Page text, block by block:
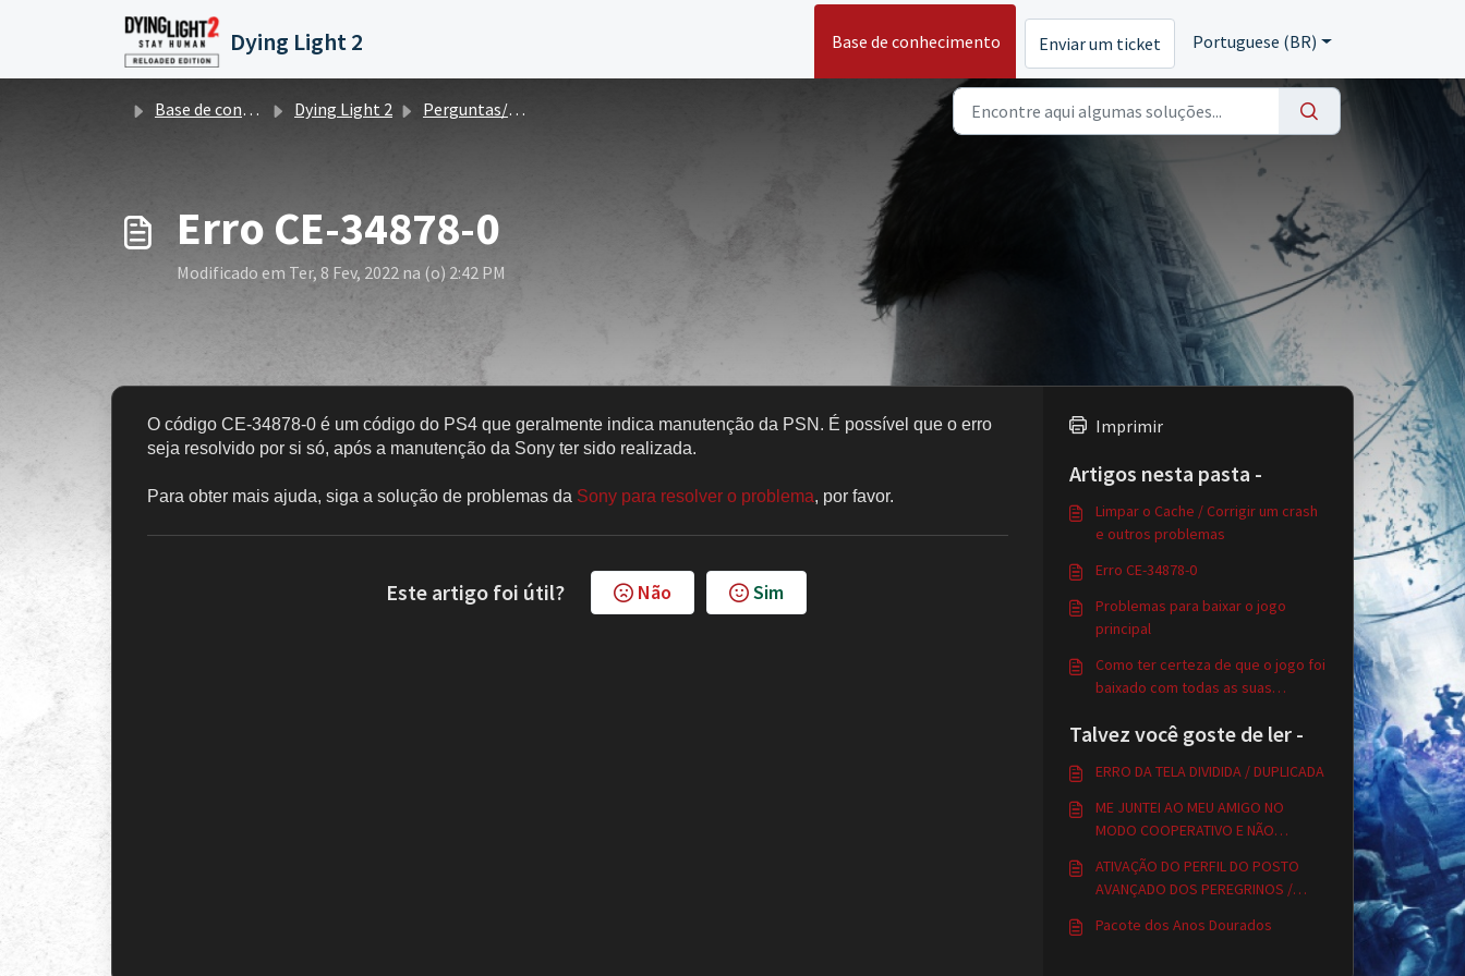
Dying Light 2 Base de conhecimento Enviar um ticket Portuguese (BR)
Base de conhecimento Dying Light 2 Perguntas/problemas sobre PlayStation 4 e PlayStation 5
Erro CE-34878-0
Modificado em Ter, 8 Fev, 2022 na (o) 2:42 PM
O código CE-34878-0 é um código do PS4 que geralmente indica manutenção da PSN. É possível que o erro
seja resolvido por si só, após a manutenção da Sony ter sido realizada.
Para obter mais ajuda, siga a solução de problemas da Sony para resolver o problema, por favor.
Este artigo foi útil? Não Sim
Imprimir
Artigos nesta pasta -
Limpar o Cache / Corrigir um crash
e outros problemas
Erro CE-34878-0
Problemas para baixar o jogo
principal
Como ter certeza de que o jogo foi
baixado com todas as suas
Talvez você goste de ler -
ERRO DA TELA DIVIDIDA / DUPLICADA
ME JUNTEI AO MEU AMIGO NO
MODO COOPERATIVO E NÃO
FERRAMENTAS DE VIGILANTE
NOTURNO
ATIVAÇÃO DO PERFIL DO POSTO
AVANÇADO DOS PEREGRINOS /
CONEXÃO DE PLATAFORMAS
Pacote dos Anos Dourados